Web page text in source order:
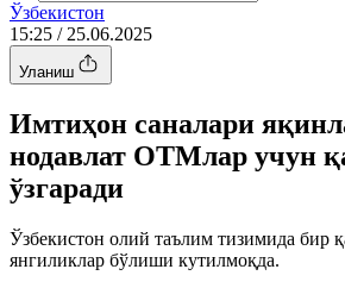
Ўзбекистон
15:25 / 25.06.2025
Уланиш
Имтиҳон саналари
нодавлат ОТМлар учун
ўзгаради
Ўзбекистон олий таълим тизимида бир
янгиликлар бўлиши кутилмоқда.